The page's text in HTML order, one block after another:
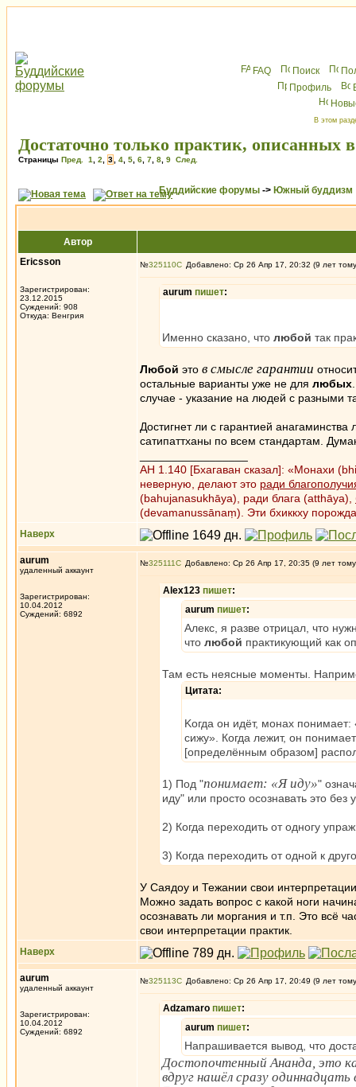
FAQ Поиск
Профиль
В этом
Достаточно только практик, описанных
Страницы Пред. 1 2 3 4 5 6 7 8 9 След.
Буддийские форумы -> Южный буддизм
Автор
Ericsson
Зарегистрирован:
23.12.2015
Суждений: 908
Откуда: Венгрия
№325110 Добавлено: Ср 26 Апр 17, 20:32 (9 лет
aurum пишет:
Именно сказано, что любой так
Любой это в смысле гарантии
остальные варианты уже не для любых
случае - указание на людей с разными
Достигнет ли с гарантией
сатипаттханы по всем стандартам.
АН 1.140 [Бхагаван сказал]: «Монахи
неверную, делают это ради
(bahujanasukhāya), ради блага (atthāya),
(devamanussānaṃ). Эти бхиккху
Наверх
aurum
удаленный аккаунт
Зарегистрирован:
10.04.2012
Суждений: 6892
№325111 Добавлено: Ср 26 Апр 17, 20:35 (9 лет
Alex123 пишет:
aurum пишет:
Алекс, я разве отрицал, что
что любой практикующий как
Там есть неясные моменты.
Цитата:
Kогда он идёт, монах
сижу». Когда лежит, он
[определённым образом]
1) Под "понимает: «Я иду»"
иду" или просто осознавать это
2) Когда переходить от одногу
3) Когда переходить от одной к
У Саядоу и Тежании свои
Можно задать вопрос с какой ноги
осознавать ли моргания и т.п. Это всё
свои интерпретации практик.
Наверх
aurum
удаленный аккаунт
Зарегистрирован:
10.04.2012
Суждений: 6892
№325113 Добавлено: Ср 26 Апр 17, 20:49 (9 лет
Adzamaro пишет:
aurum пишет:
Напрашивается вывод, что
Достопочтенный Ананда, это
вдруг нашёл сразу